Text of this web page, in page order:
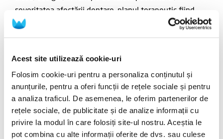
Acest site utilizează cookie-uri
Folosim cookie-uri pentru a personaliza conținutul și
anunțurile, pentru a oferi funcții de rețele sociale și pentru
a analiza traficul. De asemenea, le oferim partenerilor de
rețele sociale, de publicitate și de analize informații cu
privire la modul în care folosiți site-ul nostru. Aceștia le
pot combina cu alte informații oferite de dvs. sau culese
severitatea afectării dentare, planul terapeutic fiind
personalizat în funcție de nevoile fiecăruia.
aplicarea de compozite estetice (
defațete dentare pentru a masca petele și pentru a
reface aspectul natural al smalțului. Aceste proceduri
sunt realizate cu materiale moderne, care asigură
durabilitate și sunt estetice.